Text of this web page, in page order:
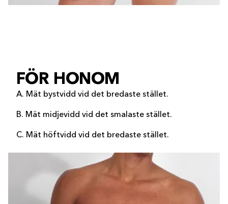
FÖR HONOM
A. Mät bystvidd vid det bredaste stället.
B. Mät midjevidd vid det smalaste stället.
C. Mät höftvidd vid det bredaste stället.